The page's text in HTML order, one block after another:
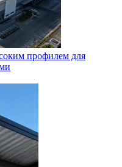
профилем для